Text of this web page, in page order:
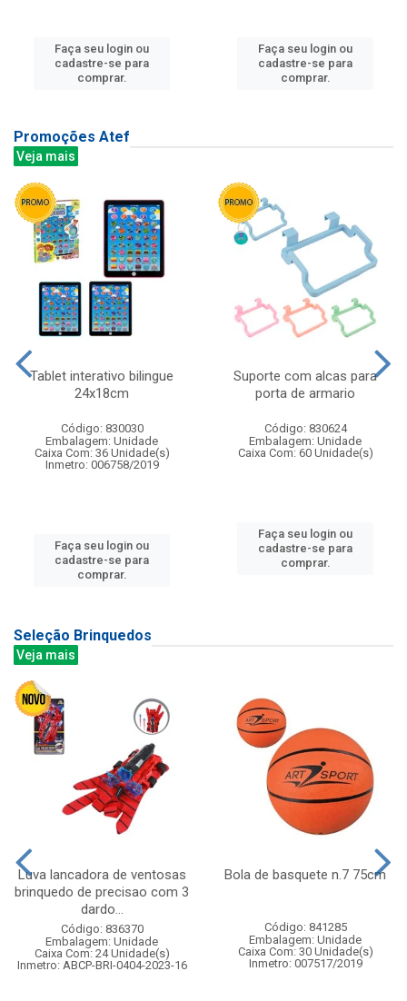
Faça seu login ou
cadastre-se para
comprar.
Faça seu login ou
cadastre-se para
comprar.
Promoções Atef
Veja mais
Tablet interativo bilingue
24x18cm
Código: 830030
Embalagem: Unidade
Caixa Com: 36 Unidade(s)
Inmetro: 006758/2019
Faça seu login ou
cadastre-se para
comprar.
Suporte com alcas para
porta de armario
Código: 830624
Embalagem: Unidade
Caixa Com: 60 Unidade(s)
Faça seu login ou
cadastre-se para
comprar.
Seleção Brinquedos
Veja mais
Luva lancadora de ventosas
brinquedo de precisao com 3
dardo...
Código: 836370
Embalagem: Unidade
Caixa Com: 24 Unidade(s)
Inmetro: ABCP-BRI-0404-2023-16
Bola de basquete n.7 75cm
Código: 841285
Embalagem: Unidade
Caixa Com: 30 Unidade(s)
Inmetro: 007517/2019